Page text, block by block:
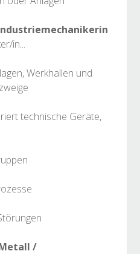
in...
Werkhallen und
technische Geräte,
/